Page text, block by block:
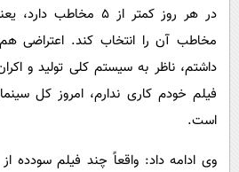
در هر روز کمتر از ۵
مخاطب آن را انتخاب کند. اعتراضی
داشتم، ناظر به سیستم کلی تولید و
فیلم خودم کاری ندارم، امروز کل
است.
وی ادامه داد: واقعاً چند فیلم سودده